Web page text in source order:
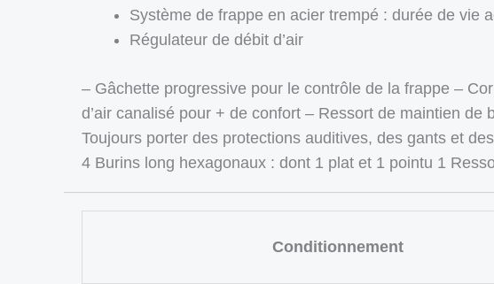
Système de frappe en acier trempé : durée de vie
Régulateur de débit d’air
– Gâchette progressive pour le contrôle de la frappe –
d’air canalisé pour + de confort – Ressort de maintien de
Toujours porter des protections auditives, des gants et
4 Burins long hexagonaux : dont 1 plat et 1 pointu 1
Conditionnement